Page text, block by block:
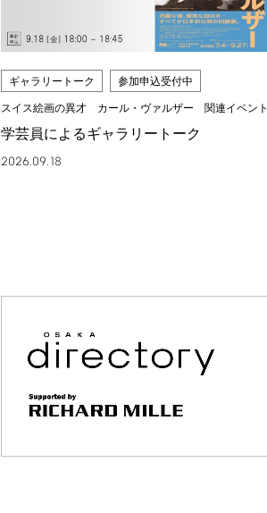
ギャラリートーク 参加申込受付中
スイス絵画の異才 カール・ヴァルザー 関連イベント
学芸員によるギャラリートーク
2026.09.18